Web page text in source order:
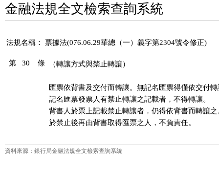
金融法規全文檢索查詢系統
法規名稱： 票據法(076.06.29華總（一）義字第2304號令修正)
第 30 條 （轉讓方式與禁止轉讓）
匯票依背書及交付而轉讓。無記名匯票得僅依交付
記名匯票發票人有禁止轉讓之記載者，不得轉讓。
背書人於票上記載禁止轉讓者，仍得依背書而轉讓
資料來源：銀行局金融法規全文檢索查詢系統